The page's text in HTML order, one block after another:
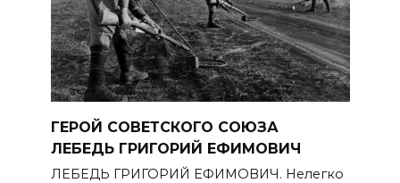
ГЕРОЙ СОВЕТСКОГО СОЮЗА
ЛЕБЕДЬ ГРИГОРИЙ ЕФИМОВИЧ
ЛЕБЕДЬ ГРИГОРИЙ ЕФИМОВИЧ. Нелегко